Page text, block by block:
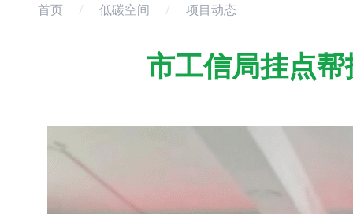
首页 / 低碳空间 / 项目动态
市工信局挂点